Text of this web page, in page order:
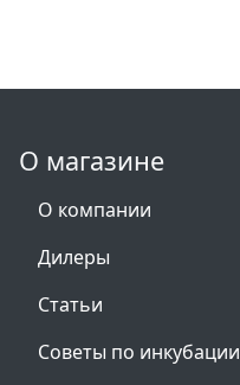
О магазине
О компании
Дилеры
Статьи
Советы по инкубации